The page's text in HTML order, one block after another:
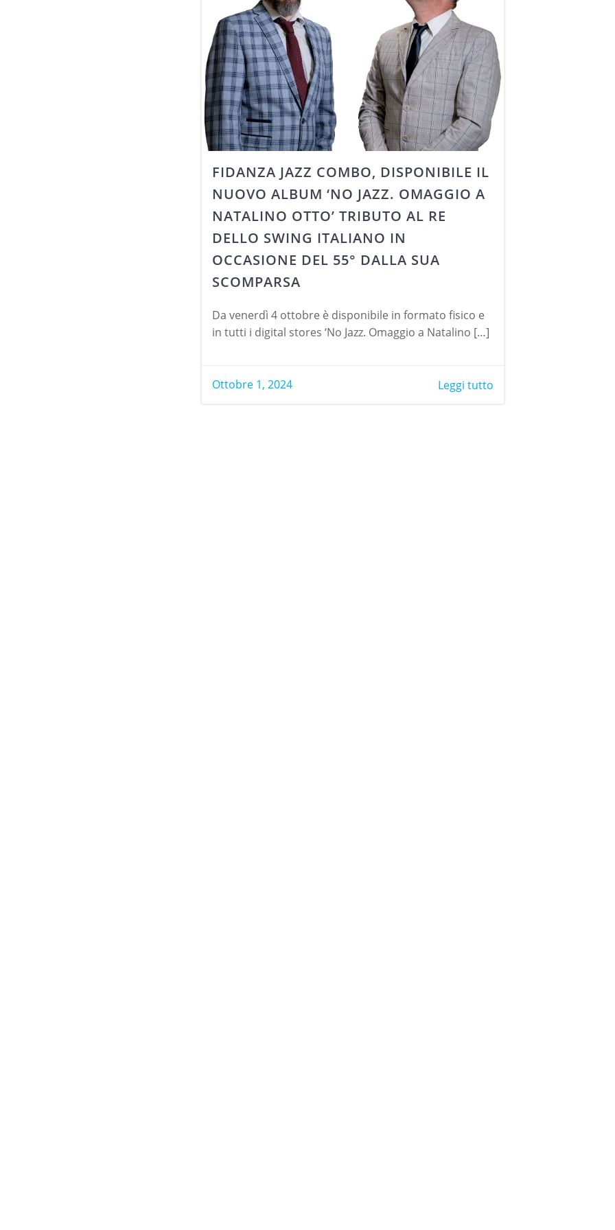
FIDANZA JAZZ COMBO, DISPONIBILE IL
NUOVO ALBUM ‘NO JAZZ. OMAGGIO A
NATALINO OTTO’ TRIBUTO AL RE
DELLO SWING ITALIANO IN
OCCASIONE DEL 55° DALLA SUA
SCOMPARSA
Da venerdì 4 ottobre è disponibile in formato fisico e
in tutti i digital stores ‘No Jazz. Omaggio a Natalino […]
Ottobre 1, 2024 Leggi tutto